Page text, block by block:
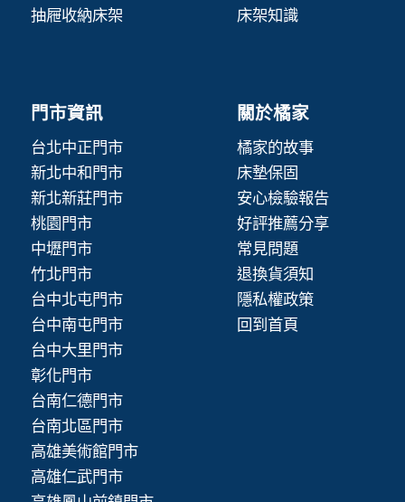
抽屜收納床架
床架知識
門市資訊
台北中正門市
新北中和門市
新北新莊門市
桃園門市
中壢門市
竹北門市
台中北屯門市
台中南屯門市
台中大里門市
彰化門市
台南仁德門市
台南北區門市
高雄美術館門市
高雄仁武門市
關於橘家
橘家的故事
床墊保固
安心檢驗報告
好評推薦分享
常見問題
退換貨須知
隱私權政策
回到首頁